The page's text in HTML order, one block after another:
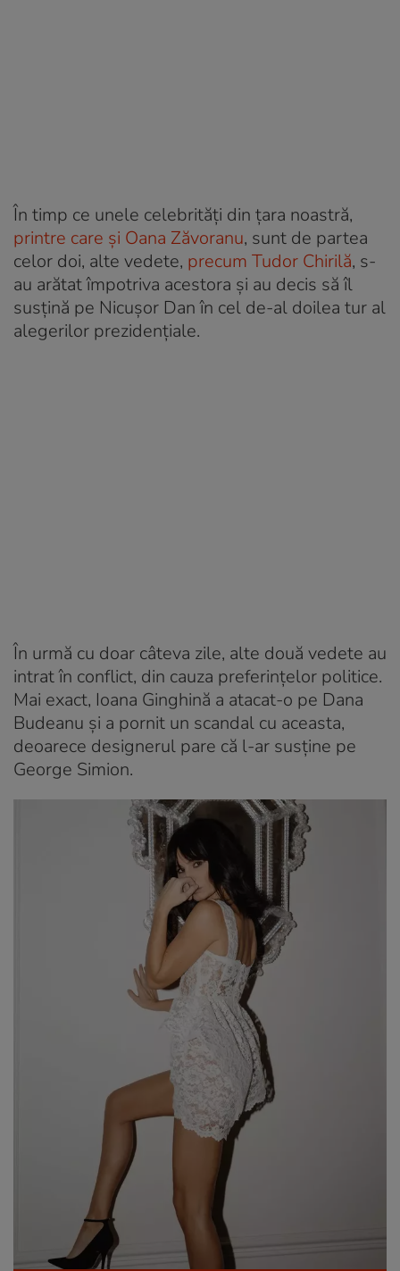
În timp ce unele celebrități din țara noastră,
printre care și Oana Zăvoranu, sunt de partea
celor doi, alte vedete, precum Tudor Chirilă, s-
au arătat împotriva acestora și au decis să îl
susțină pe Nicușor Dan în cel de-al doilea tur al
alegerilor prezidențiale.
În urmă cu doar câteva zile, alte două vedete au
intrat în conflict, din cauza preferințelor politice.
Mai exact, Ioana Ginghină a atacat-o pe Dana
Budeanu și a pornit un scandal cu aceasta,
deoarece designerul pare că l-ar susține pe
George Simion.